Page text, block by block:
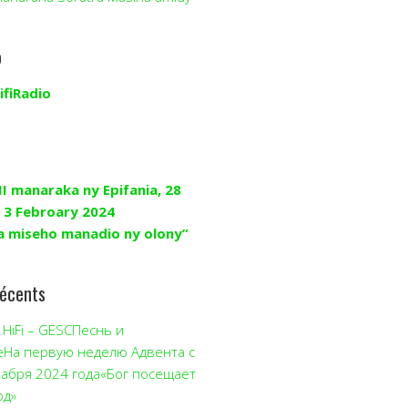
manaraka ny Epifania, 28
3 Febroary 2024
miseho manadio ny olony”
– GESCПеснь и
первую неделю Адвента с
2024 года«Бог посещает